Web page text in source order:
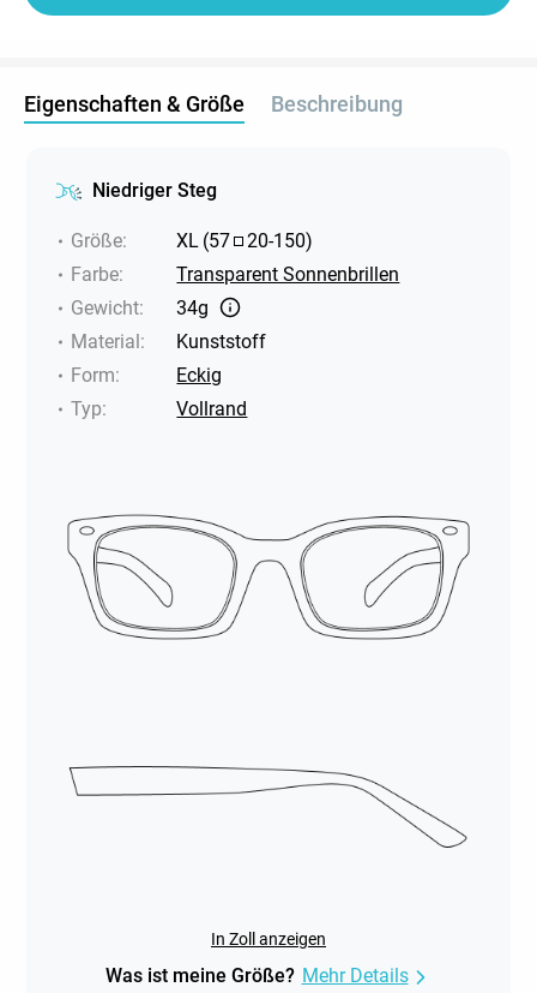
Eigenschaften & Größe Beschreibung
Niedriger Steg
Größe: XL (57 20-150)
Farbe:
Transparent Sonnenbrillen
Gewicht:
34g
Material:
Kunststoff
Form:
Eckig
Typ: Vollrand
In Zoll anzeigen
Was ist meine Größe? Mehr Details